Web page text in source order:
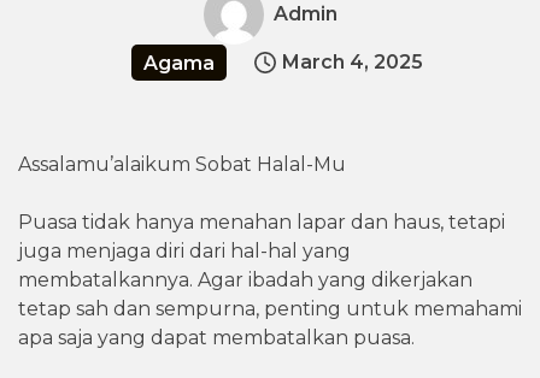
Admin
Agama March 4, 2025
Assalamu’alaikum Sobat Halal-Mu
Puasa tidak hanya menahan lapar dan haus, tetapi
juga menjaga diri dari hal-hal yang
membatalkannya. Agar ibadah yang dikerjakan
tetap sah dan sempurna, penting untuk memahami
apa saja yang dapat membatalkan puasa.